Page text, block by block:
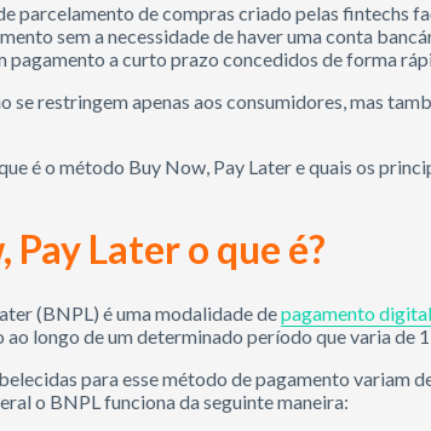
parcelamento de compras criado pelas fintechs
sem a necessidade de haver uma conta
a curto prazo concedidos de forma
se restringem apenas aos consumidores, mas
é o método Buy Now, Pay Later e quais os
Pay Later o que é?
(BNPL) é uma modalidade depagamento digital
longo de um determinado período que varia de 1
para esse método de pagamento variam
o BNPL funciona da seguinte maneira: